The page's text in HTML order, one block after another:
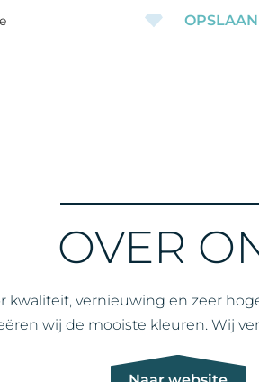
OVER
kwaliteit, vernieuwing en zeer
wij de mooiste kleuren. Wij